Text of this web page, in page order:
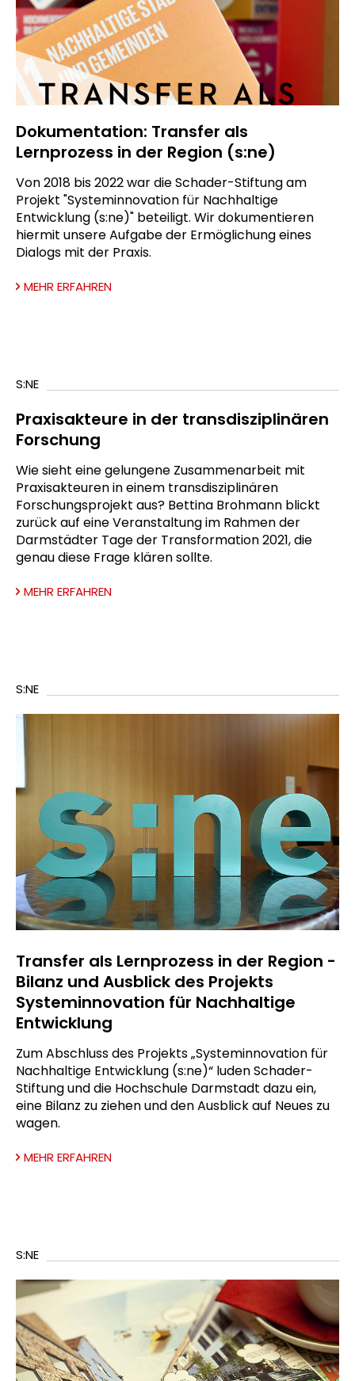
Dokumentation: Transfer als
Lernprozess in der Region (s:ne)
Von 2018 bis 2022 war die Schader-Stiftung am
Projekt "Systeminnovation für Nachhaltige
Entwicklung (s:ne)" beteiligt. Wir dokumentieren
hiermit unsere Aufgabe der Ermöglichung eines
Dialogs mit der Praxis.
MEHR ERFAHREN
S:NE
Praxisakteure in der transdisziplinären
Forschung
Wie sieht eine gelungene Zusammenarbeit mit
Praxisakteuren in einem transdisziplinären
Forschungsprojekt aus? Bettina Brohmann blickt
zurück auf eine Veranstaltung im Rahmen der
Darmstädter Tage der Transformation 2021, die
genau diese Frage klären sollte.
MEHR ERFAHREN
S:NE
Transfer als Lernprozess in der Region -
Bilanz und Ausblick des Projekts
Systeminnovation für Nachhaltige
Entwicklung
Zum Abschluss des Projekts „Systeminnovation für
Nachhaltige Entwicklung (s:ne)“ luden Schader-
Stiftung und die Hochschule Darmstadt dazu ein,
eine Bilanz zu ziehen und den Ausblick auf Neues zu
wagen.
MEHR ERFAHREN
S:NE